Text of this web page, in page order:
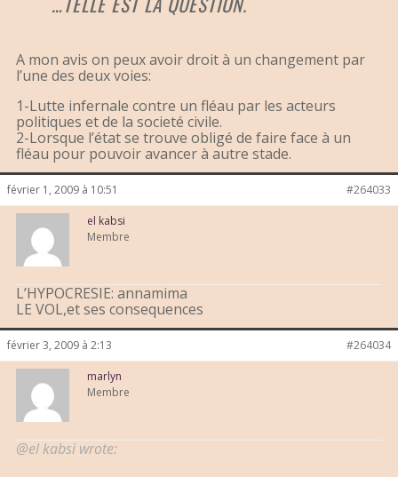
A mon avis on peux avoir droit à un changement par
l’une des deux voies:
1-Lutte infernale contre un fléau par les acteurs
politiques et de la societé civile.
2-Lorsque l’état se trouve obligé de faire face à un
fléau pour pouvoir avancer à autre stade.
février 1, 2009 à 10:51 #264033
el kabsi
Membre
L’HYPOCRESIE: annamima
LE VOL,et ses consequences
février 3, 2009 à 2:13 #264034
marlyn
Membre
@el kabsi wrote: